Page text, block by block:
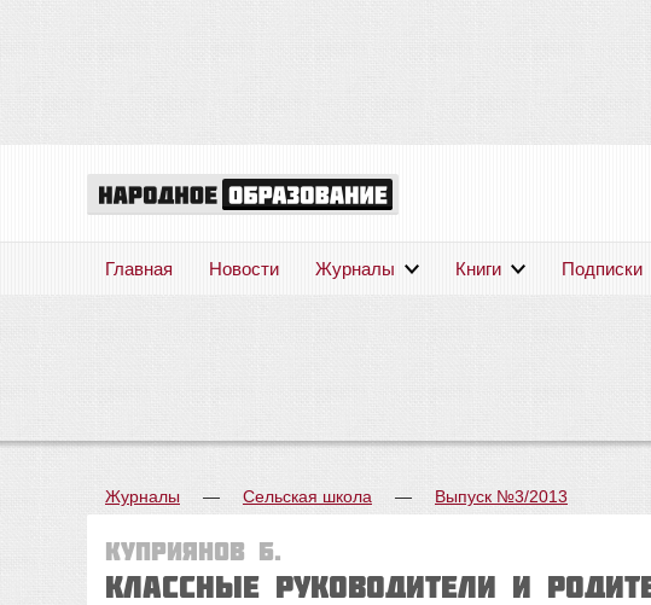
Главная Новости Журналы Книги Подписки
Журналы — Сельская школа — Выпуск №3/2013
Куприянов Б.
Классные руководители и